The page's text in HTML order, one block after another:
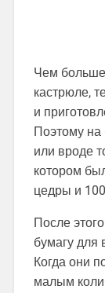
Чем больше
кастрюле,
и
Поэтому
или вроде
котором
цедры и
После
бумагу для
Когда они
малым